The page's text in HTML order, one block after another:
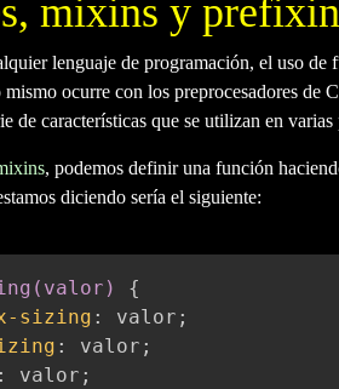
mixins y
lenguaje de programación, el uso de
ocurre con los preprocesadores de
de características que se utilizan en
, podemos definir una función
diciendo sería el siguiente:
{
sizing : valor ;
: valor ;
: valor ;